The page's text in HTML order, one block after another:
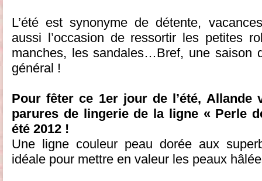
L’été est synonyme de détente,
aussi l’occasion de ressortir les petites
manches, les sandales…Bref, une saison
général !
Pour fêter ce 1er jour de l’été, Allande
parures de lingerie de la ligne « Perle
été 2012 !
Une ligne couleur peau dorée aux
idéale pour mettre en valeur les peaux